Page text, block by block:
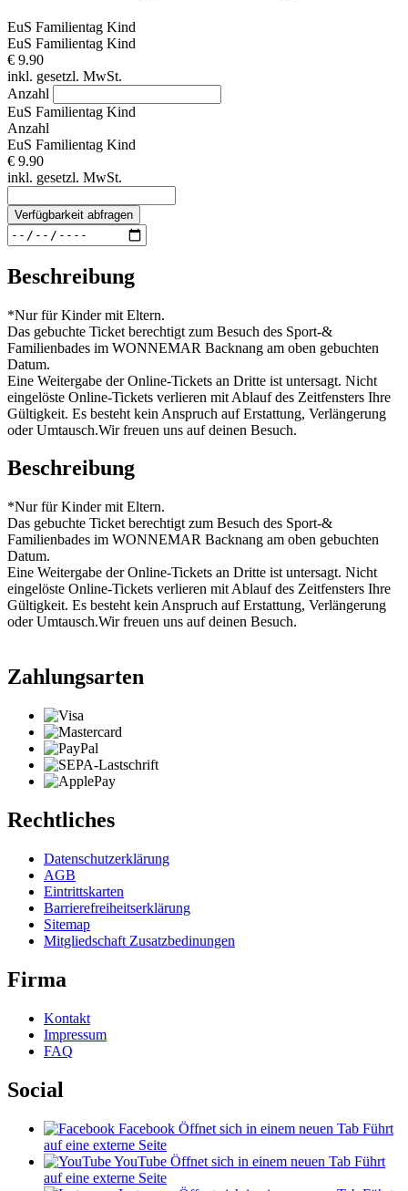
EuS Familientag Kind
EuS Familientag Kind
€ 9.90
inkl. gesetzl. MwSt.
Anzahl
EuS Familientag Kind
Anzahl
EuS Familientag Kind
€ 9.90
inkl. gesetzl. MwSt.
Verfügbarkeit abfragen
Beschreibung
*Nur für Kinder mit Eltern.
Das gebuchte Ticket berechtigt zum Besuch des Sport-&
Familienbades im WONNEMAR Backnang am oben gebuchten
Datum.
Eine Weitergabe der Online-Tickets an Dritte ist untersagt. Nicht
eingelöste Online-Tickets verlieren mit Ablauf des Zeitfensters Ihre
Gültigkeit. Es besteht kein Anspruch auf Erstattung, Verlängerung
oder Umtausch.Wir freuen uns auf deinen Besuch.
Beschreibung
*Nur für Kinder mit Eltern.
Das gebuchte Ticket berechtigt zum Besuch des Sport-&
Familienbades im WONNEMAR Backnang am oben gebuchten
Datum.
Eine Weitergabe der Online-Tickets an Dritte ist untersagt. Nicht
eingelöste Online-Tickets verlieren mit Ablauf des Zeitfensters Ihre
Gültigkeit. Es besteht kein Anspruch auf Erstattung, Verlängerung
oder Umtausch.Wir freuen uns auf deinen Besuch.
Zahlungsarten
Rechtliches
Datenschutzerklärung
AGB
Eintrittskarten
Barrierefreiheitserklärung
Sitemap
Mitgliedschaft Zusatzbedinungen
Firma
Kontakt
Impressum
FAQ
Social
Facebook Öffnet sich in einem neuen Tab Führt
auf eine externe Seite
YouTube Öffnet sich in einem neuen Tab Führt
auf eine externe Seite